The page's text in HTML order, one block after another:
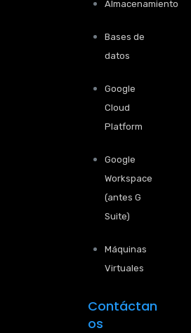
Almacenamiento
Bases de
datos
Google
Cloud
Platform
Google
Workspace
(antes G
Suite)
Máquinas
Virtuales
Contáctan
os